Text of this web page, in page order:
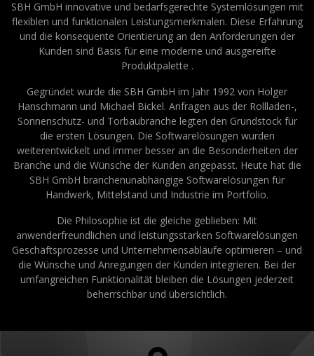
SBH GmbH innovative und bedarfsgerechte Systemlösungen mit
flexiblen und funktionalen Leistungsmerkmalen. Diese Erfahrung
und die konsequente Orientierung an den Anforderungen der
Kunden sind Basis für eine moderne und ausgereifte
Produktpalette .
Gegründet wurde die SBH GmbH im Jahr 1992 von Holger
Hanschmann und Michael Bickel. Anfragen aus der Rollladen-,
Sonnenschutz- und Torbaubranche legten den Grundstock für
die ersten Lösungen. Die Softwarelösungen wurden
weiterentwickelt und immer besser an die Besonderheiten der
Branche und die Wünsche der Kunden angepasst. Heute hat die
SBH GmbH branchenunabhängige Softwarelösungen für
Handwerk, Mittelstand und Industrie im Portfolio.
Die Philosophie ist die gleiche geblieben: Mit
anwenderfreundlichen und leistungsstarken Softwarelösungen
Geschäftsprozesse und Unternehmensabläufe optimieren – und
die Wünsche und Anregungen der Kunden integrieren. Bei der
umfangreichen Funktionalität bleiben die Lösungen jederzeit
beherrschbar und übersichtlich.